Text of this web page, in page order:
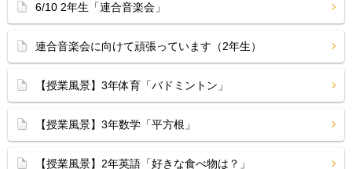
6/10 2年生「連合音楽会」
連合音楽会に向けて頑張っています（2年生）
【授業風景】3年体育「バドミントン」
【授業風景】3年数学「平方根」
【授業風景】2年英語「好きな食べ物は？」